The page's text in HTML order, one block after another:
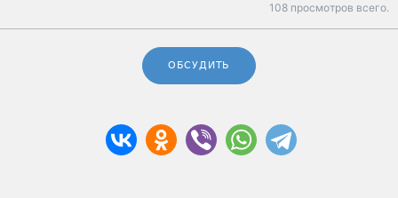
108 просмотров всего.
ОБСУДИТЬ